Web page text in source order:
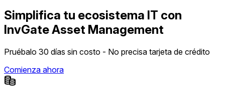
Simplifica tu ecosistema IT con
InvGate Asset Management
Pruébalo 30 días sin costo - No precisa tarjeta de crédito
Comienza ahora